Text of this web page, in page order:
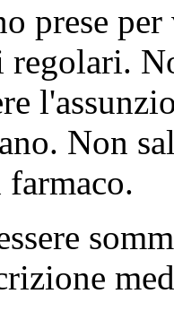
prese
Non
farmaco.